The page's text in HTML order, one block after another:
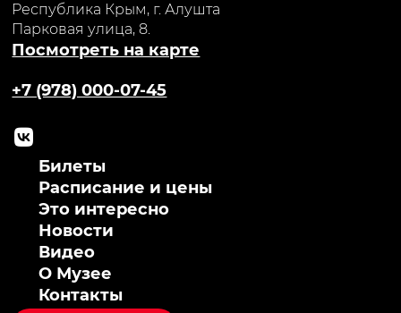
Республика Крым, г. Алушта
Парковая улица, 8.
Посмотреть на карте
+7 (978) 000-07-45
Билеты
Расписание и цены
Это интересно
Новости
Видео
О Музее
Контакты